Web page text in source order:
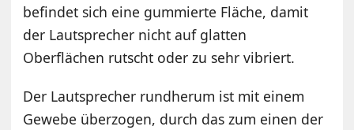
befindet sich eine gummierte Fläche, damit
der Lautsprecher nicht auf glatten
Oberflächen rutscht oder zu sehr vibriert.
Der Lautsprecher rundherum ist mit einem
Gewebe überzogen, durch das zum einen der